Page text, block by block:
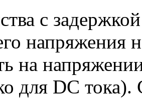
с
напряжения
на
для DC